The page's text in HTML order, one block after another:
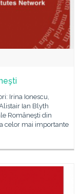
Irina Ionescu,
Ian Blyth
Româneşti din
celor mai importante